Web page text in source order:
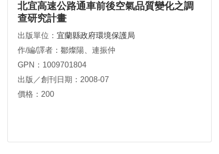
北宜高速公路通車前後空氣品質變化之調
查研究計畫
出版單位： 宜蘭縣政府環境保護局
作/編/譯者：鄒燦陽、連振仲
GPN：1009701804
出版／創刊日期：2008-07
價格：200